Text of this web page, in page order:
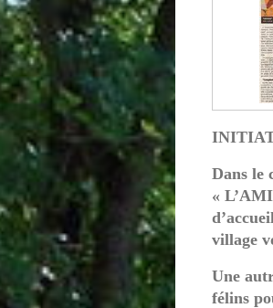
Dans le
«
village
Une
félins